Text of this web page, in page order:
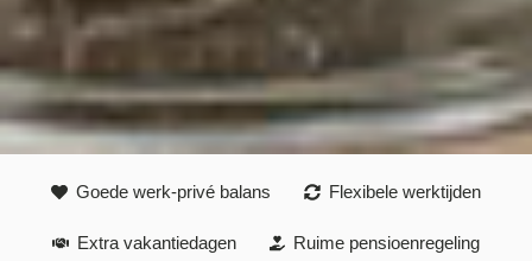
Goede werk-privé balans Flexibele werktijden
Extra vakantiedagen Ruime pensioenregeling